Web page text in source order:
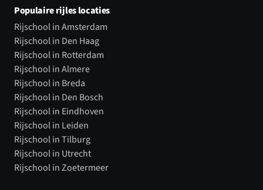
Populaire rijles locaties
Rijschool in Amsterdam
Rijschool in Den Haag
Rijschool in Rotterdam
Rijschool in Almere
Rijschool in Breda
Rijschool in Den Bosch
Rijschool in Eindhoven
Rijschool in Leiden
Rijschool in Tilburg
Rijschool in Utrecht
Rijschool in Zoetermeer